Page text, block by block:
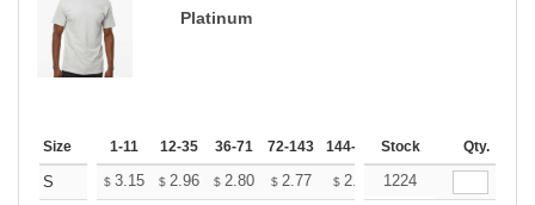
Platinum
Size 1-11 12-35 36-71 72-143 144-287 288 + More
Stock Qty.
S $ 3.15 $ 2.96 $ 2.80 $ 2.77 $ 2.72 $2.70
1224